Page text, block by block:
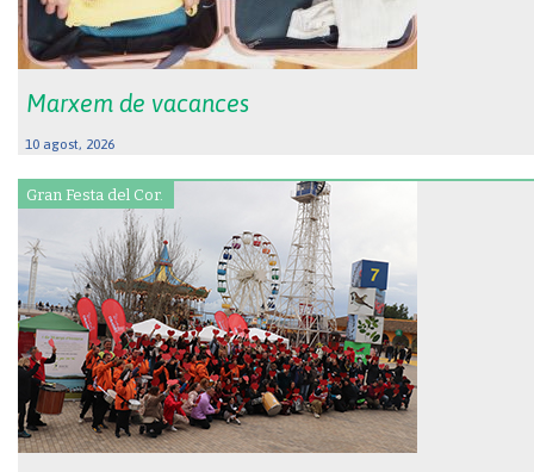
Marxem de vacances
10 agost, 2026
Gran Festa del Cor.